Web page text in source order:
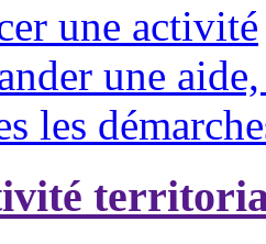
une activité
une
les